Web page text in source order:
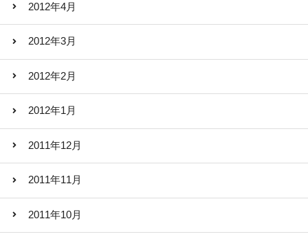
2012年4月
2012年3月
2012年2月
2012年1月
2011年12月
2011年11月
2011年10月